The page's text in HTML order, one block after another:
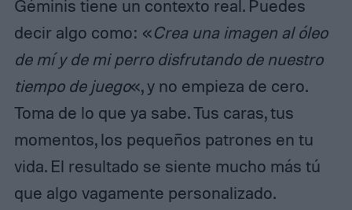
Géminis tiene un contexto real. Puedes
decir algo como: «Crea una imagen al óleo
de mí y de mi perro disfrutando de nuestro
tiempo de juego«, y no empieza de cero.
Toma de lo que ya sabe. Tus caras, tus
momentos, los pequeños patrones en tu
vida. El resultado se siente mucho más tú
que algo vagamente personalizado.